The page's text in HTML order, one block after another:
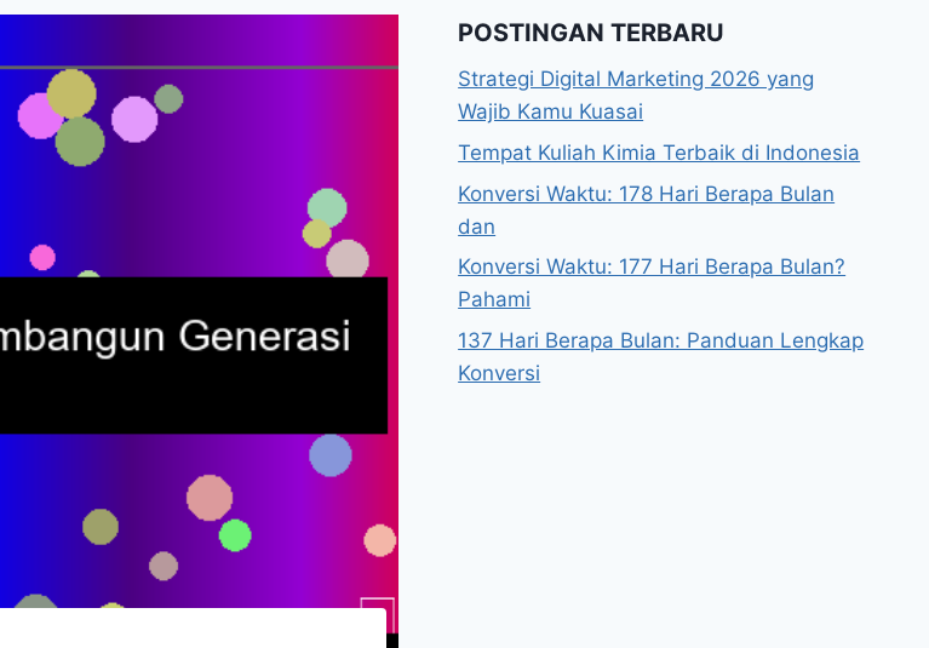
POSTINGAN TERBARU
Strategi Digital Marketing 2026 yang
Wajib Kamu Kuasai
Tempat Kuliah Kimia Terbaik di Indonesia
Konversi Waktu: 178 Hari Berapa Bulan
dan
Konversi Waktu: 177 Hari Berapa Bulan?
Pahami
137 Hari Berapa Bulan: Panduan Lengkap
Konversi